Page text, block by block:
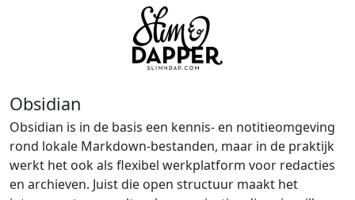
Obsidian
Obsidian is in de basis een kennis- en notitieomgeving
rond lokale Markdown-bestanden, maar in de praktijk
werkt het ook als flexibel werkplatform voor redacties
en archieven. Juist die open structuur maakt het